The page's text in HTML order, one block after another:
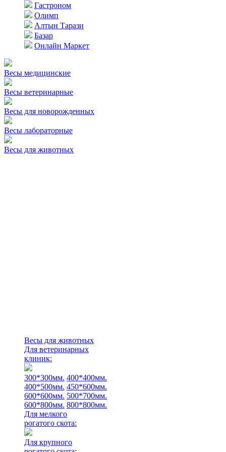
Гастроном
Олимп
Алтын Тарази
Базар
Онлайн Маркет
Весы медицинские
Весы ветеринарные
Весы для новорожденных
Весы лабораторные
Весы для животных
Весы для животных
Для ветеринарных
клиник:
300*300мм. 400*400мм.
400*500мм. 450*600мм.
600*600мм. 500*700мм.
600*800мм. 800*800мм.
Для мелкого
рогатого скота:
Для крупного